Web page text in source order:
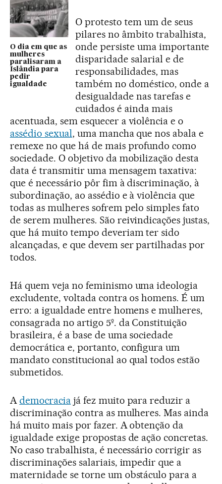
O dia em que as
mulheres
paralisaram a
Islândia para
pedir
igualdade
O protesto tem um de seus
pilares no âmbito trabalhista,
onde persiste uma importante
disparidade salarial e de
responsabilidades, mas
também no doméstico, onde a
desigualdade nas tarefas e
cuidados é ainda mais
acentuada, sem esquecer a violência e o
assédio sexual, uma mancha que nos abala e
remexe no que há de mais profundo como
sociedade. O objetivo da mobilização desta
data é transmitir uma mensagem taxativa:
que é necessário pôr fim à discriminação, à
subordinação, ao assédio e à violência que
todas as mulheres sofrem pelo simples fato
de serem mulheres. São reivindicações justas,
que há muito tempo deveriam ter sido
alcançadas, e que devem ser partilhadas por
todos.
Há quem veja no feminismo uma ideologia
excludente, voltada contra os homens. É um
erro: a igualdade entre homens e mulheres,
consagrada no artigo 5º. da Constituição
brasileira, é a base de uma sociedade
democrática e, portanto, configura um
mandato constitucional ao qual todos estão
submetidos.
Ademocraciajá fez muito para reduzir a
discriminação contra as mulheres. Mas ainda
há muito mais por fazer. A obtenção da
igualdade exige propostas de ação concretas.
No caso trabalhista, é necessário corrigir as
discriminações salariais, impedir que a
maternidade se torne um obstáculo para a